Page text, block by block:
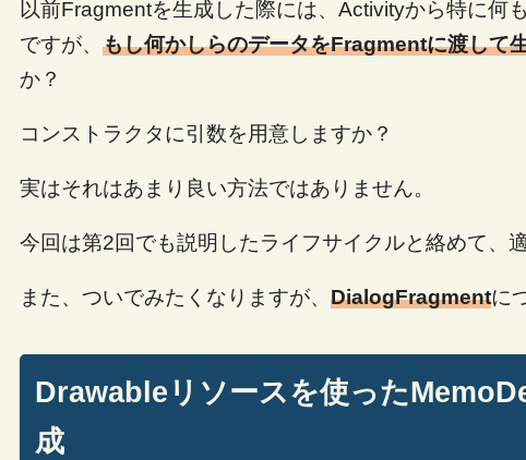
以前Fragmentを生成した際には、Activityから特に何
ですが、 もし何かしらのデータをFragmentに渡して
か？
コンストラクタに引数を用意しますか？
実はそれはあまり良い方法ではありません。
今回は第2回でも説明したライフサイクルと絡めて、
また、ついでみたくなりますが、 DialogFragmentに
Drawableリソースを使った
成